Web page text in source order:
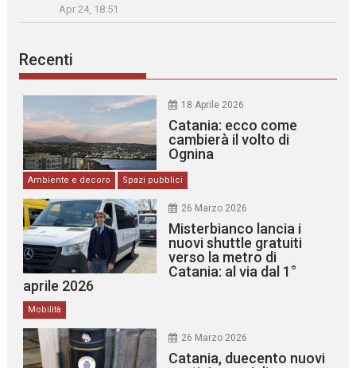
Apr 24, 18:51
Recenti
18 Aprile 2026
Catania: ecco come
cambierà il volto di
Ognina
Ambiente e decoro Spazi pubblici
26 Marzo 2026
Misterbianco lancia i
nuovi shuttle gratuiti
verso la metro di
Catania: al via dal 1°
aprile 2026
Mobilità
26 Marzo 2026
Catania, duecento nuovi